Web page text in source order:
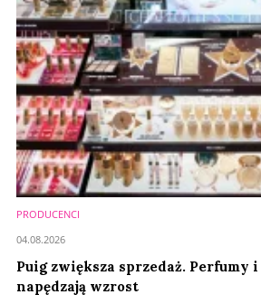
PRODUCENCI
Puig zwiększa sprzedaż.
napędzają wzrost
04.08.2026